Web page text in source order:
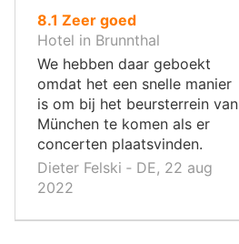
8.1 uit
10
,
Zeer goed
Hotel in Brunnthal
We hebben daar geboekt
omdat het een snelle manier
is om bij het beursterrein van
München te komen als er
concerten plaatsvinden.
Dieter Felski ‐ DE, 22 aug
2022